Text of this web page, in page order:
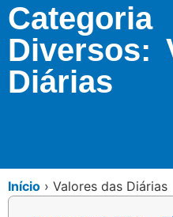
Diversos:
Diárias
Início › Valores das Diárias